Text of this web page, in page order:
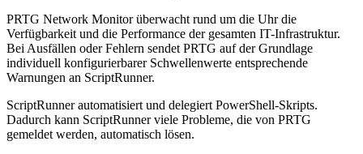
PRTG Network Monitor überwacht rund um die Uhr die
Verfügbarkeit und die Performance der gesamten IT-Infrastruktur.
Bei Ausfällen oder Fehlern sendet PRTG auf der Grundlage
individuell konfigurierbarer Schwellenwerte entsprechende
Warnungen an ScriptRunner.
ScriptRunner automatisiert und delegiert PowerShell-Skripts.
Dadurch kann ScriptRunner viele Probleme, die von PRTG
gemeldet werden, automatisch lösen.